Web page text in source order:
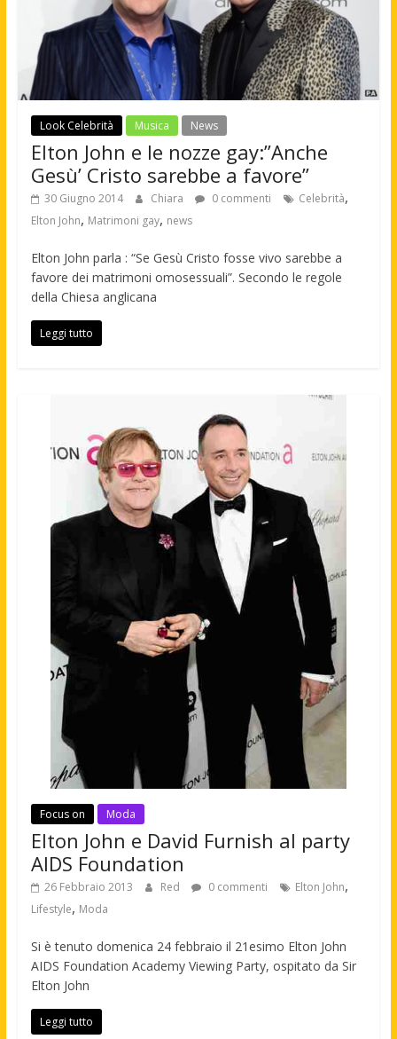
Look Celebrità Musica News
Elton John e le nozze gay:”Anche
Gesù’ Cristo sarebbe a favore”
30 Giugno 2014 Chiara 0 commenti Celebrità,
Elton John, Matrimoni gay, news
Elton John parla : “Se Gesù Cristo fosse vivo sarebbe a
favore dei matrimoni omosessuali”. Secondo le regole
della Chiesa anglicana
Leggi tutto
Focus on Moda
Elton John e David Furnish al party
AIDS Foundation
26 Febbraio 2013 Red 0 commenti Elton John,
Lifestyle, Moda
Si è tenuto domenica 24 febbraio il 21esimo Elton John
AIDS Foundation Academy Viewing Party, ospitato da Sir
Elton John
Leggi tutto